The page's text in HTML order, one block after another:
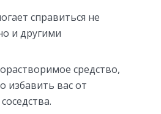
справиться не
и другими
средство,
избавить вас от